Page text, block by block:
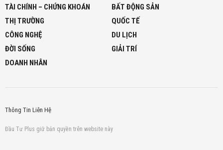
TÀI CHÍNH – CHỨNG KHOÁN
BẤT ĐỘNG SẢN
THỊ TRƯỜNG
QUỐC TẾ
CÔNG NGHỆ
DU LỊCH
ĐỜI SỐNG
GIẢI TRÍ
DOANH NHÂN
Thông Tin Liên Hệ
Đầu Tư Plus giữ bản quyền trên website này